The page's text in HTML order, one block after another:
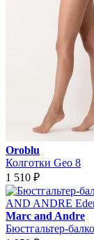
Oroblu
Колготки Geo 8
1 510 ₽
Marc and Andre
Бюстгальтер-